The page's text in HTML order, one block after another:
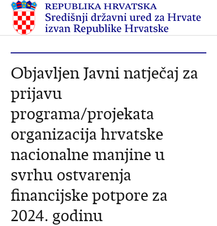
Objavljen Javni natječaj za
prijavu
programa/projekata
organizacija hrvatske
nacionalne manjine u
svrhu ostvarenja
financijske potpore za
2024. godinu